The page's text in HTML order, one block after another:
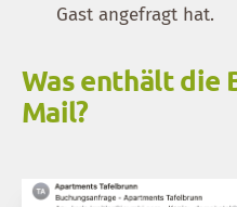
Gast angefragt hat.
Was enthält die
Mail?